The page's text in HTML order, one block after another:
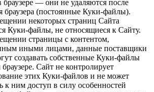
браузере — они не удаляются после
браузера (постоянные Куки-файлы).
некоторых страниц Сайта
Куки-файлы, не относящиеся к Сайту.
страницы с контентом,
иными лицами, данные поставщики
создавать собственные Куки-файлы
Сайт не контролирует
этих Куки-файлов и не может
к ним доступ в силу особенностей